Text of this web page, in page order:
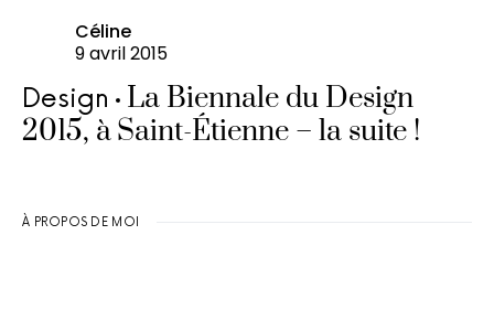
Céline
9 avril 2015
Design
La Biennale du Design
2015, à Saint-Étienne – la suite !
À PROPOS DE MOI